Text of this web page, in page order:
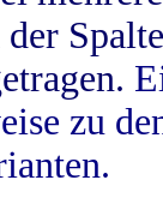
zu